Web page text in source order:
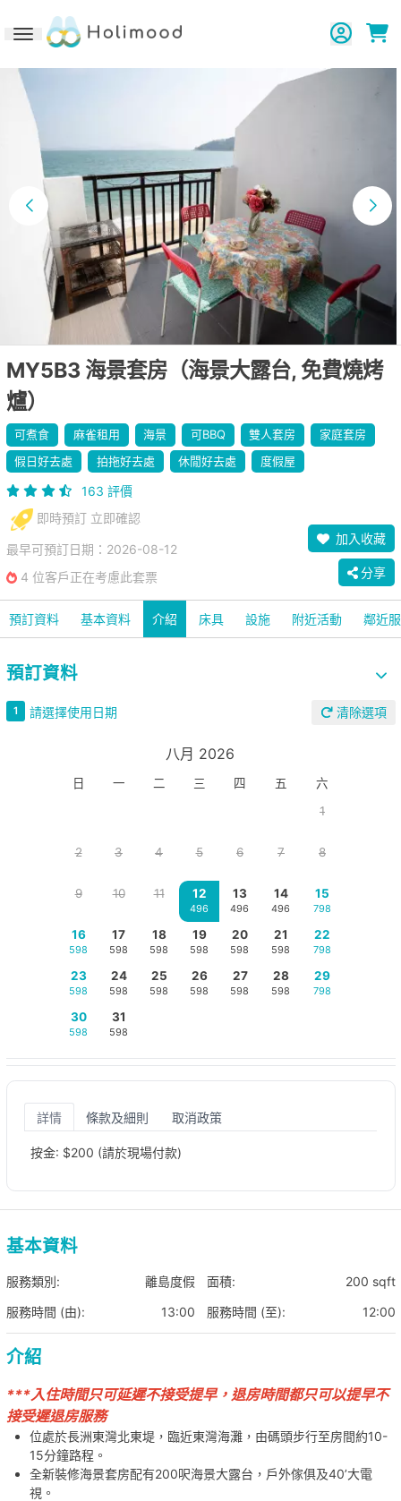
Toggle navigation
MY5B3 海景套房（海景大露台, 免費燒烤
爐）
可煮食 麻雀租用 海景 可BBQ 雙人套房
家庭套房
假日好去處
拍拖好去處 休閒好去處 度假屋
163 評價
即時預訂 立即確認
最早可預訂日期：2026-08-12
4 位客戶正在考慮此套票
加入收藏
分享
預訂資料 基本資料 介紹 床具 設施 附近活動 鄰近
預訂資料
1 請選擇使用日期 清除選項
八月 2026
日 一 二 三 四 五
六
1
2 3 4 5 6 7 8
9 10 11 12
496
13
496
14
496
15
798
16
598
17
598
18
598
19
598
20
598
21
598
22
798
23
598
24
598
25
598
26
598
27
598
28
598
29
798
30
598
31
598
詳情 條款及細則 取消政策
按金: $200 (請於現場付款)
基本資料
服務類別: 離島度假 面積:
200 sqft
服務時間 (由):
13:00 服務時間 (至): 12:00
介紹
***入住時間只可延遲不接受提早，退房時間都只可以提早不
接受遲退房服務
位處於長洲東灣北東堤，臨近東灣海灘，由碼頭步行至房間約10-
15分鐘路程。
全新裝修海景套房配有200呎海景大露台，戶外傢俱及40’大電
視。